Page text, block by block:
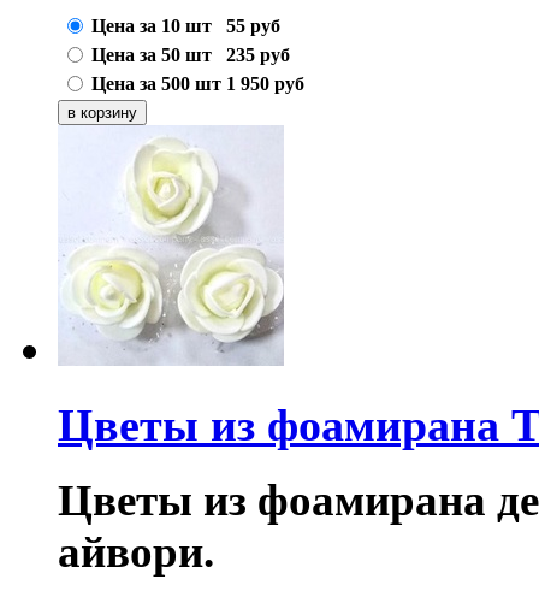
Цена за 10 шт 55 руб
Цена за 50 шт
235 руб
Цена за 500 шт 1 950 руб
Цветы из фоамирана
Цветы из фоамирана
айвори.